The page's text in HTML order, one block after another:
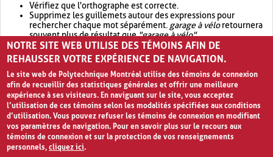
Vérifiez que l'orthographe est correcte.
Supprimez les guillemets autour des expressions pour
rechercher chaque mot séparément. garage à véloretournera
souvent plus de résultat que"garage à vélo".
Envisagez d'élargir votre recherche avec OR.garage OR vélo
retournera souvent plus de résultat quegarage à vélo
NOTRE SITE WEB UTILISE DES TÉMOINS AFIN DE
REHAUSSER VOTRE EXPÉRIENCE DE NAVIGATION.
Le site web de Polytechnique Montréal utilise des témoins de connexion
afin de recueillir des statistiques générales et offrir une meilleure
expérience à ses visiteurs. En naviguant sur le site, vous acceptez
l’utilisation de ces témoins selon les modalités spécifiées aux conditions
d’utilisation. Vous pouvez refuser les témoins de connexion en modifiant
vos paramètres de navigation. Pour en savoir plus sur le recours aux
témoins de connexion et sur la protection de vos renseignements
personnels,cliquez ici.